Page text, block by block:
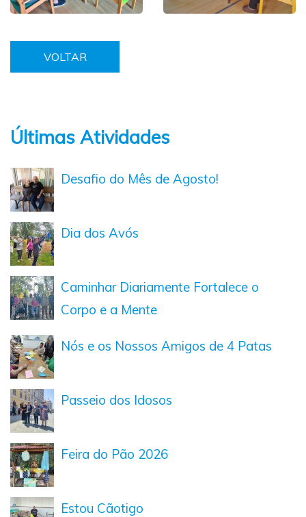
VOLTAR
Últimas Atividades
Desafio do Mês de Agosto!
Dia dos Avós
Caminhar Diariamente Fortalece o
Corpo e a Mente
Nós e os Nossos Amigos de 4 Patas
Passeio dos Idosos
Feira do Pão 2026
Estou Cãotigo